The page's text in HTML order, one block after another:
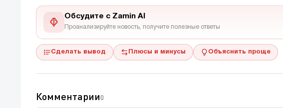
Обсудите с Zamin AI
Проанализируйте новость, получите полезные ответы
Сделать вывод Плюсы и минусы Объяснить проще
Комментарии0